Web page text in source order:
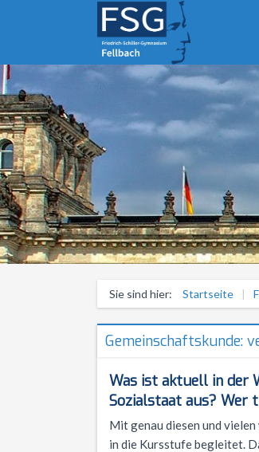
Sie sind hier: Startseite
Gemeinschaftskunde:
Was ist aktuell in der
Sozialstaat aus?
Mit genau diesen und
in die Kursstufe begleitet.